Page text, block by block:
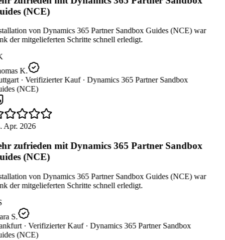
(NCE)
von Dynamics 365 Partner Sandbox Guides (NCE) war
der mitgelieferten Schritte schnell erledigt.
K.
· Verifizierter Kauf · Dynamics 365 Partner Sandbox
(NCE)
Apr. 2026
zufrieden mit Dynamics 365 Partner Sandbox
(NCE)
von Dynamics 365 Partner Sandbox Guides (NCE) war
der mitgelieferten Schritte schnell erledigt.
S.
· Verifizierter Kauf · Dynamics 365 Partner Sandbox
(NCE)